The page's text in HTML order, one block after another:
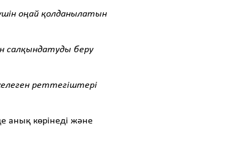
оңай қолданылатын
салқындатуды беру
реттегіштері
анық көрінеді және